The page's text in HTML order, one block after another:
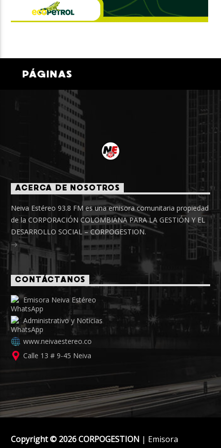
PÁGINAS
ACERCA DE NOSOTROS
Neiva Estéreo 93.8 FM es una emisora comunitaria propiedad
de la CORPORACIÓN COLOMBIANA PARA LA GESTIÓN Y EL
DESARROLLO SOCIAL – CORPOGESTION.
CONTÁCTANOS
Emisora Neiva Estéreo
Administrativo y Noticias
www.neivaestereo.co
Calle 13 # 9-45 Neiva
Copyright © 2026 CORPOGESTION | Emisora